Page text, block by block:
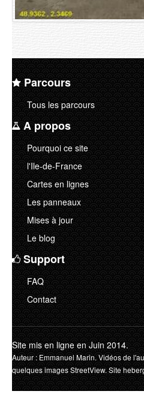
Parcours
Tous les parcours
A propos
Pourquoi ce site
l'Ile-de-France
Cartes en lignes
Les panneaux
Mises à jour
Le blog
Support
FAQ
Contact
Site mis en ligne en Juin 2014.
Auteur : Emmanuel Marin. Vidéos de
quelques images StreetView. Site